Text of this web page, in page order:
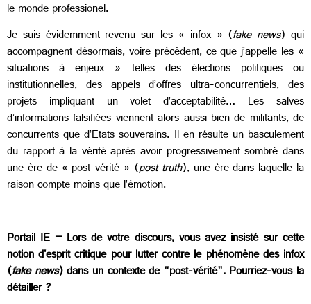
le monde professionel.
Je suis évidemment revenu sur les « infox » (fake news) qui
accompagnent désormais, voire précèdent, ce que j’appelle les «
situations à enjeux » telles des élections politiques ou
institutionnelles, des appels d’offres ultra-concurrentiels, des
projets impliquant un volet d’acceptabilité… Les salves
d’informations falsifiées viennent alors aussi bien de militants, de
concurrents que d’Etats souverains. Il en résulte un basculement
du rapport à la vérité après avoir progressivement sombré dans
une ère de « post-vérité » (post truth), une ère dans laquelle la
raison compte moins que l’émotion.
Portail IE – Lors de votre discours, vous avez insisté sur cette
notion d'esprit critique pour lutter contre le phénomène des infox
(fake news) dans un contexte de "post-vérité". Pourriez-vous la
détailler ?